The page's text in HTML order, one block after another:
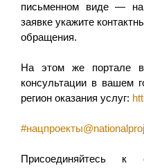
письменном виде — на
заявке укажите
обращения.
На этом же портале
консультации в вашем
регион оказания услуг:
Присоединяйтесь к